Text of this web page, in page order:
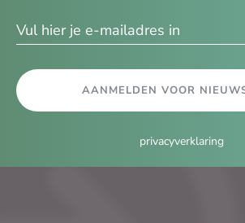
AANMELDEN VOOR
privacyverklaring